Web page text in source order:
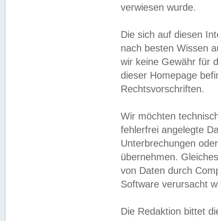
verwiesen wurde.
Die sich auf diesen
nach besten Wissen
wir keine Gewähr für
dieser Homepage
Rechtsvorschriften.
Wir möchten
fehlerfrei angelegte
Unterbrechungen
übernehmen.
von Daten durch
Software verursacht
Die Redaktion bittet